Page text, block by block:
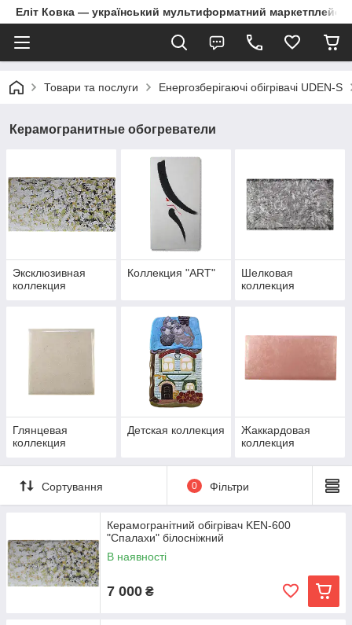
Еліт Ковка — український мультиформатний маркетплейс
Товари та послуги Енергозберігаючі обігрівачі UDEN-S
Керамогранитные обогреватели
Эксклюзивная
коллекция
Коллекция "ART"
Шелковая
коллекция
Глянцевая
коллекция
Детская коллекция
Жаккардовая
коллекция
Сортування 0 Фільтри
Керамогранітний обігрівач KEN-600
"Спалахи" білосніжний
В наявності
7 000 ₴